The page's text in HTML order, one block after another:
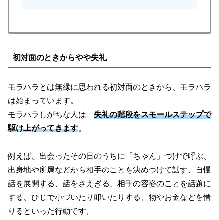
初対面のときからやや失礼
モラハラとは無縁に思われる初対面のときから、モラハラ
は始まっています。
モラハラしがちな人は、 失礼の階段をスモールステップで
駆け上がってきます。
例えば、出会ったその日のうちに「ちゃん」づけで呼ぶ、
出身地や所属などから相手のことを決めつけて話す、自慢
話を展開する、話をさえぎる、相手の容姿のことを話題に
する、ひじで小づいたり叩いたりする、物やお金などを借
りるといった行動です。